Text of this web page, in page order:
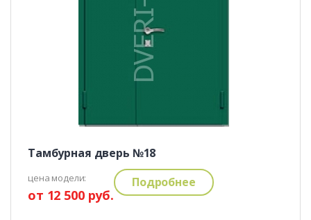
Тамбурная дверь №18
цена модели:
от 12 500 руб.
Подробнее